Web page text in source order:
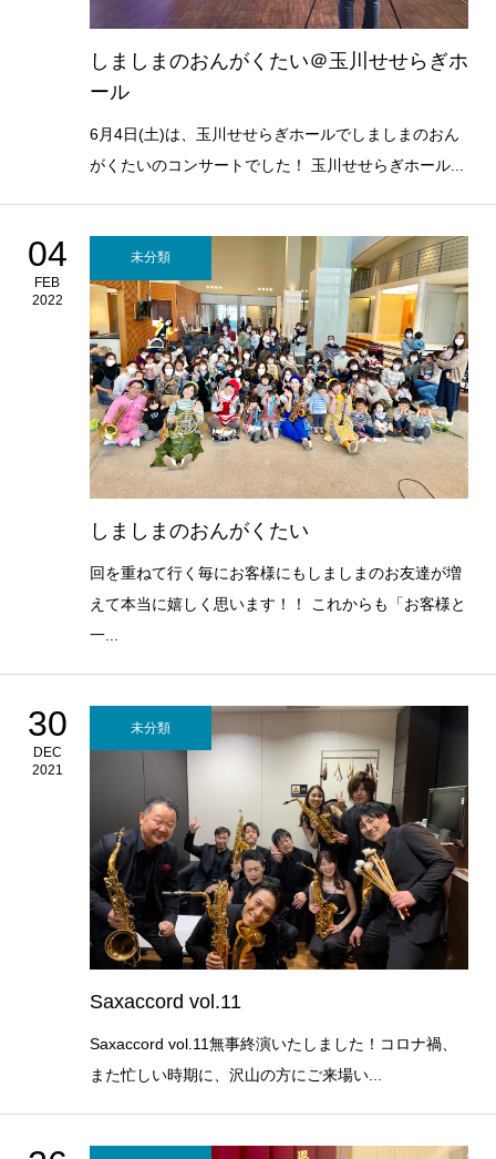
しましまのおんがくたい＠玉川せせらぎホ
ール
6月4日(土)は、玉川せせらぎホールでしましまのおん
がくたいのコンサートでした！ 玉川せせらぎホール...
04
FEB
2022
未分類
しましまのおんがくたい
回を重ねて行く毎にお客様にもしましまのお友達が増
えて本当に嬉しく思います！！ これからも「お客様と
一...
30
DEC
2021
未分類
Saxaccord vol.11
Saxaccord vol.11無事終演いたしました！コロナ禍、
また忙しい時期に、沢山の方にご来場い...